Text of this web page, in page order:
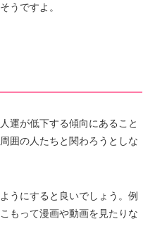
うですよ。
運が低下する傾向にあること
囲の人たちと関わろうとしな
うにすると良いでしょう。例
もって漫画や動画を見たりな